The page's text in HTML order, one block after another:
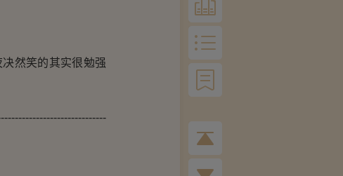
然笑的其实很勉强